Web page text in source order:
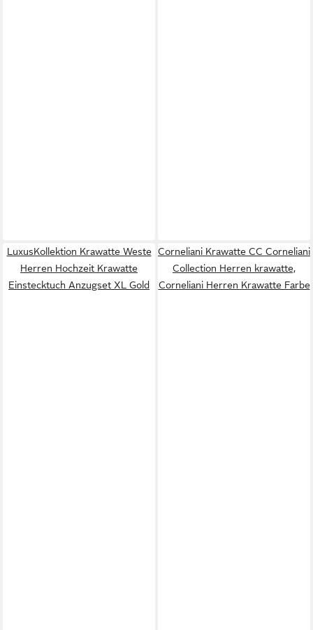
LuxusKollektion Krawatte Weste
Herren Hochzeit Krawatte
Einstecktuch Anzugset XL Gold
Corneliani Krawatte CC Corneliani
Collection Herren krawatte,
Corneliani Herren Krawatte Farbe